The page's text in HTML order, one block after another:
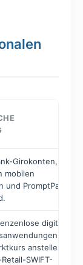
Girokonten,
mobilen
PromptPay
digitale
anstelle
SWIFT-